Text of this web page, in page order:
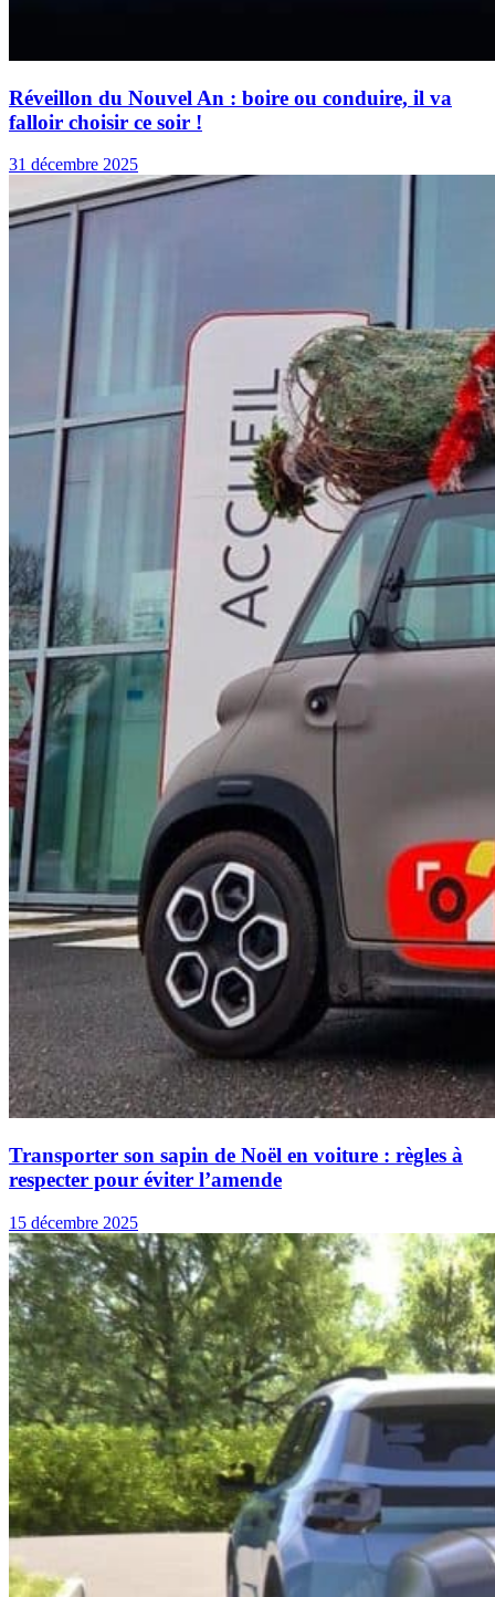
Réveillon du Nouvel An : boire ou conduire, il va
falloir choisir ce soir !
31 décembre 2025
Transporter son sapin de Noël en voiture : règles à
respecter pour éviter l’amende
15 décembre 2025